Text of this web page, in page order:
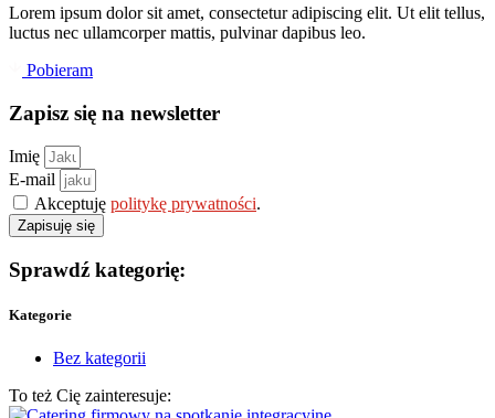
Lorem ipsum dolor sit amet, consectetur adipiscing elit. Ut elit tellus,
luctus nec ullamcorper mattis, pulvinar dapibus leo.
Pobieram
Zapisz się na newsletter
Imię
E-mail
Akceptuję politykę prywatności.
Zapisuję się
Sprawdź kategorię:
Kategorie
Bez kategorii
To też Cię zainteresuje: